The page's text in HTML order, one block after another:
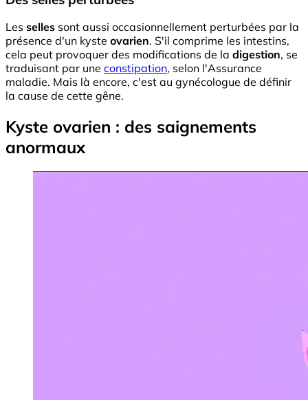
Les selles sont aussi occasionnellement perturbées par la
présence d'un kyste ovarien. S'il comprime les intestins,
cela peut provoquer des modifications de la digestion, se
traduisant par une constipation, selon l'Assurance
maladie. Mais là encore, c'est au gynécologue de définir
la cause de cette gêne.
Kyste ovarien : des saignements
anormaux